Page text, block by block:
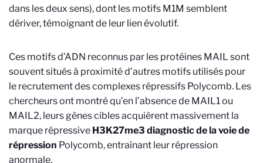
dans les deux sens), dont les motifs M1M semblent
dériver, témoignant de leur lien évolutif.
Ces motifs d’ADN reconnus par les protéines MAIL sont
souvent situés à proximité d’autres motifs utilisés pour
le recrutement des complexes répressifs Polycomb. Les
chercheurs ont montré qu’en l’absence de MAIL1 ou
MAIL2, leurs gènes cibles acquièrent massivement la
marque répressive H3K27me3 diagnostic de la voie de
répression Polycomb,entraînant leur répression
anormale.